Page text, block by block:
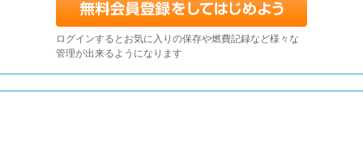
ログインするとお気に入りの保存や燃費記録など様々な
管理が出来るようになります